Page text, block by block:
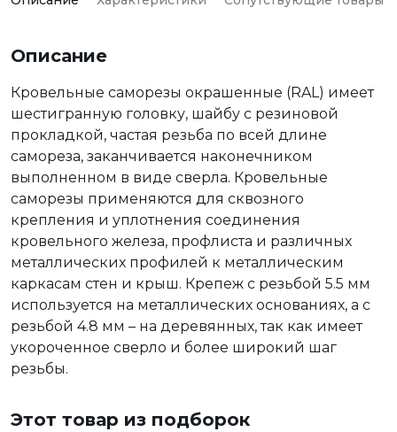
Описание
Кровельные саморезы окрашенные (RAL) имеет
шестигранную головку, шайбу с резиновой
прокладкой, частая резьба по всей длине
самореза, заканчивается наконечником
выполненном в виде сверла. Кровельные
саморезы применяются для сквозного
крепления и уплотнения соединения
кровельного железа, профлиста и различных
металлических профилей к металлическим
каркасам стен и крыш. Крепеж с резьбой 5.5 мм
используется на металлических основаниях, а с
резьбой 4.8 мм – на деревянных, так как имеет
укороченное сверло и более широкий шаг
резьбы.
Этот товар из подборок